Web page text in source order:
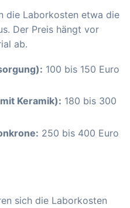
die Laborkosten etwa die
Der Preis hängt vor
ab.
100 bis 150 Euro
Keramik): 180 bis 300
250 bis 400 Euro
sich die Laborkosten